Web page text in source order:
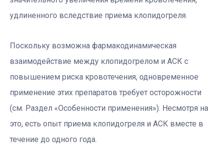
удлиненного вследствие приема клопидогреля.
Поскольку возможна фармакодинамическая
взаимодействие между клопидогрелом и АСК с
повышением риска кровотечения, одновременное
применение этих препаратов требует осторожности
(см. Раздел «Особенности применения»). Несмотря на
это, есть опыт приема клопидогреля и АСК вместе в
течение до одного года.